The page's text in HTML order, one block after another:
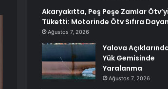
Akaryakıtta, Peş Peşe Zamlar Ötv’yi
Tüketti: Motorinde Ötv Sıfıra
Ağustos 7, 2026
Yalova
Yük Gemisinde
Yaralanma
Ağustos 7, 2026